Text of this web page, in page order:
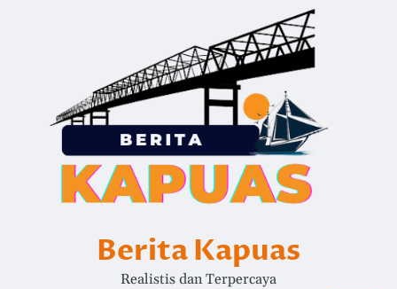
Berita Kapuas
Realistis dan Terpercaya